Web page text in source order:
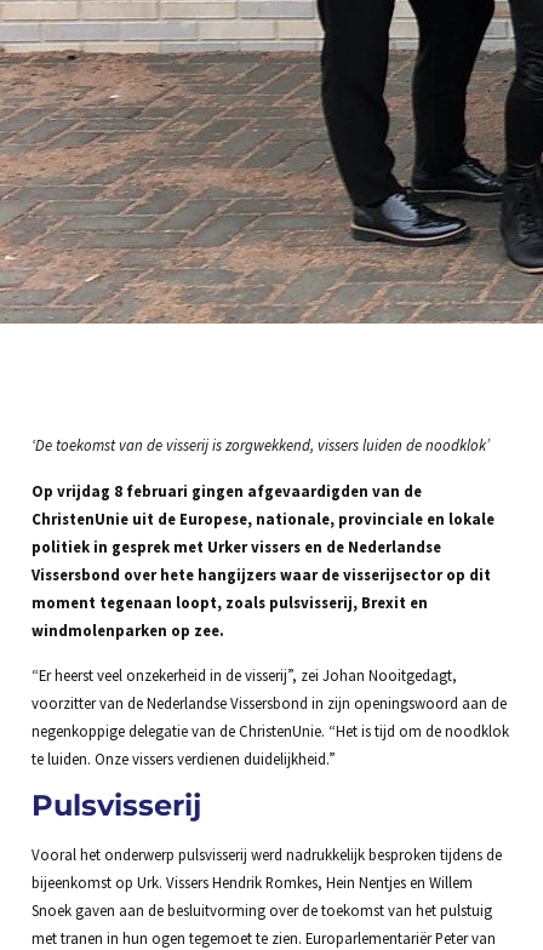
‘De toekomst van de visserij is zorgwekkend, vissers luiden de noodklok’
Op vrijdag 8 februari gingen afgevaardigden van de
ChristenUnie uit de Europese, nationale, provinciale en lokale
politiek in gesprek met Urker vissers en de Nederlandse
Vissersbond over hete hangijzers waar de visserijsector op dit
moment tegenaan loopt, zoals pulsvisserij, Brexit en
windmolenparken op zee.
“Er heerst veel onzekerheid in de visserij”, zei Johan Nooitgedagt,
voorzitter van de Nederlandse Vissersbond in zijn openingswoord aan de
negenkoppige delegatie van de ChristenUnie. “Het is tijd om de noodklok
te luiden. Onze vissers verdienen duidelijkheid.”
Pulsvisserij
Vooral het onderwerp pulsvisserij werd nadrukkelijk besproken tijdens de
bijeenkomst op Urk. Vissers Hendrik Romkes, Hein Nentjes en Willem
Snoek gaven aan de besluitvorming over de toekomst van het pulstuig
met tranen in hun ogen tegemoet te zien. Europarlementariër Peter van